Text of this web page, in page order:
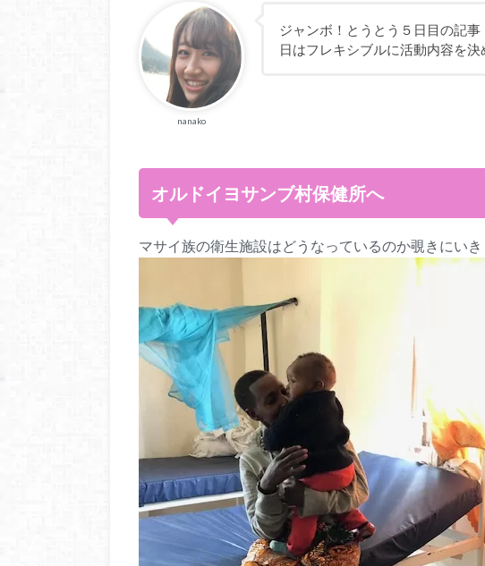
nanako
ジャンボ！とうとう５日目の記
日はフレキシブルに活動内容を
オルドイヨサンブ村保健所へ
マサイ族の衛生施設はどうなっているのか覗きにいき